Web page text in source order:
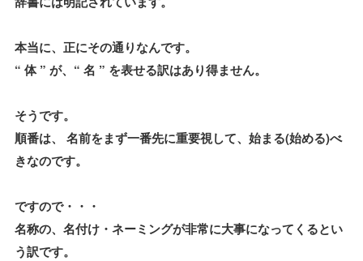
本当に、正にその通りなんです。
“ 体 ” が、“ 名 ” を表せる訳はあり得ません。
そうです。
順番は、 名前をまず一番先に重要視して、始まる(始める)べ
きなのです。
ですので・・・
名称の、名付け・ネーミングが非常に大事になってくるとい
う訳です。